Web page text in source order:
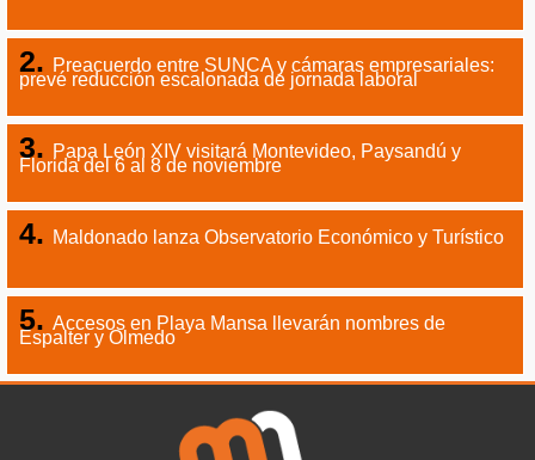
Preacuerdo entre SUNCA y cámaras empresariales:
prevé reducción escalonada de jornada laboral
Papa León XIV visitará Montevideo, Paysandú y
Florida del 6 al 8 de noviembre
Maldonado lanza Observatorio Económico y Turístico
Accesos en Playa Mansa llevarán nombres de
Espalter y Olmedo